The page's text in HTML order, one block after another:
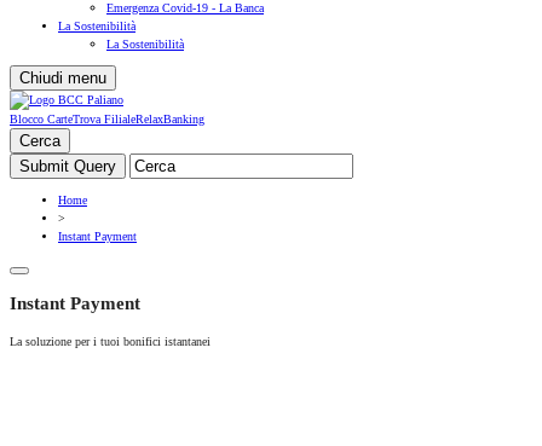
Emergenza Covid-19 - La Banca
La Sostenibilità
La Sostenibilità
Chiudi menu
Blocco CarteTrova FilialeRelaxBanking
Cerca
Home
>
Instant Payment
Instant Payment
La soluzione per i tuoi bonifici istantanei